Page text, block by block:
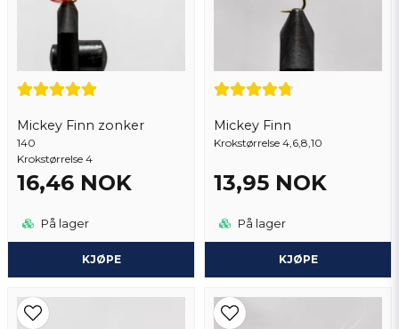
Mickey Finn zonker
140
Krokstørrelse 4
16,46 NOK
På lager
KJØPE
Mickey Finn
Krokstørrelse 4,6,8,10
13,95 NOK
På lager
KJØPE
Ja, du kan publisere spørsmålet mitt
Send spørsmål